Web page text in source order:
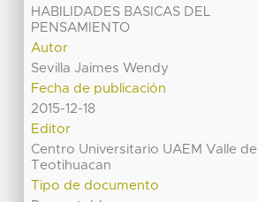
HABILIDADES BASICAS DEL
PENSAMIENTO
Autor
Sevilla Jaimes Wendy
Fecha de publicación
2015-12-18
Editor
Centro Universitario UAEM Valle de
Teotihuacan
Tipo de documento